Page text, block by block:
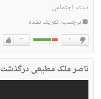
دسته:اجتماعی
برچسب: تعریف نشده
۳ ۱
ناصر ملک مطیعی درگذشت